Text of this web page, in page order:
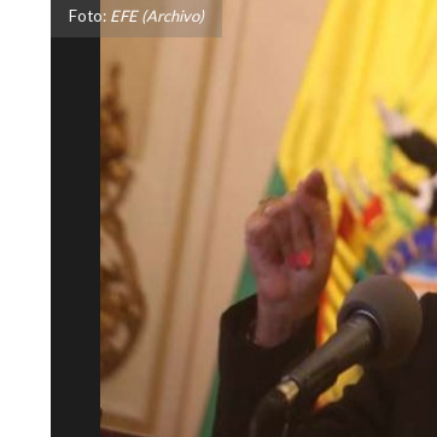
Foto: EFE (Archivo)